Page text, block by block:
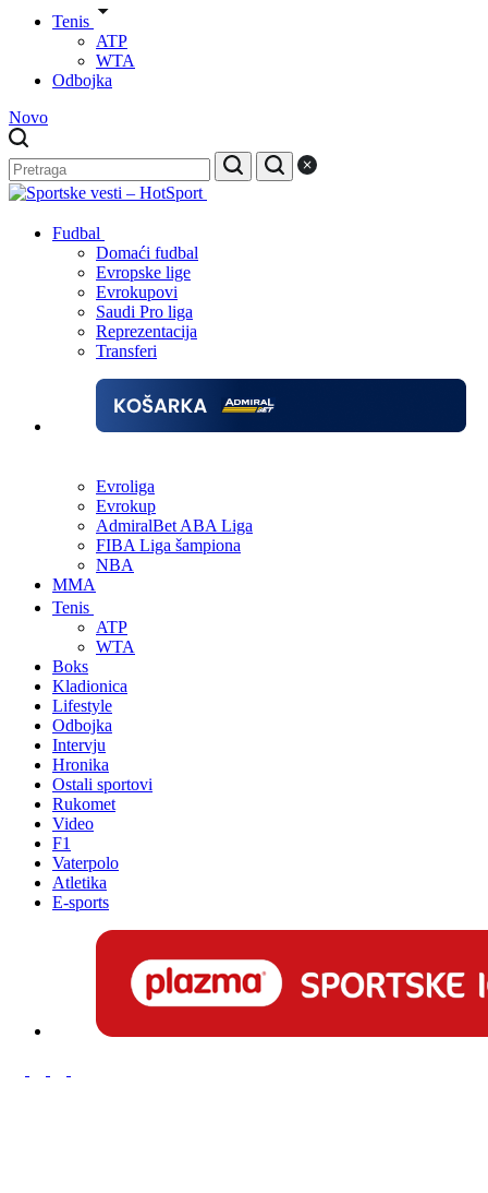
Tenis
ATP
WTA
Odbojka
Novo
Fudbal
Domaći fudbal
Evropske lige
Evrokupovi
Saudi Pro liga
Reprezentacija
Transferi
Evroliga
Evrokup
AdmiralBet ABA Liga
FIBA Liga šampiona
NBA
MMA
Tenis
ATP
WTA
Boks
Kladionica
Lifestyle
Odbojka
Intervju
Hronika
Ostali sportovi
Rukomet
Video
F1
Vaterpolo
Atletika
E-sports